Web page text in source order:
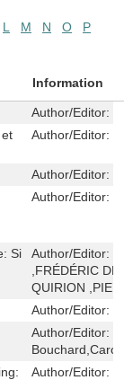
L M N O
P
Information
Author/Editor:
Author/Editor:
Author/Editor:
Author/Editor:
Si
Author/Editor:
,FRÉDÉRIC
QUIRION
Author/Editor:
Author/Editor:
Author/Editor: